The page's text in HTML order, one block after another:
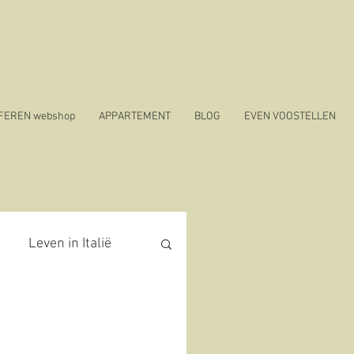
webshop APPARTEMENT BLOG EVEN VOOSTELLEN
Leven in Italië